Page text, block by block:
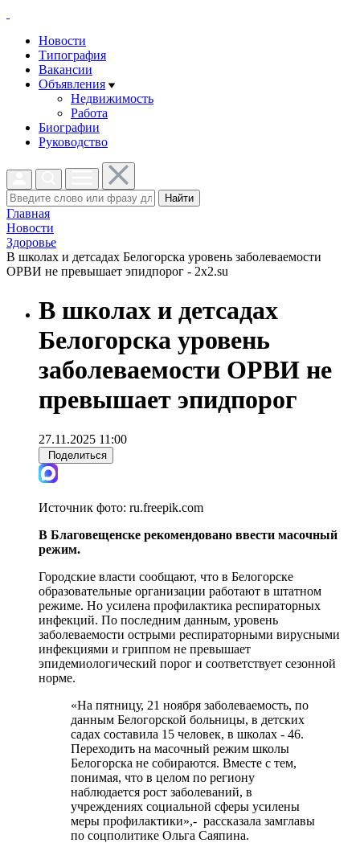
Новости
Типография
Вакансии
Объявления
Недвижимость
Работа
Биографии
Руководство
Найти
Главная
Новости
Здоровье
В школах и детсадах Белогорска уровень заболеваемости
ОРВИ не превышает эпидпорог - 2x2.su
В школах и детсадах
Белогорска уровень
заболеваемости ОРВИ не
превышает эпидпорог
27.11.2025 11:00
Поделиться
Источник фото: ru.freepik.com
В Благовещенске рекомендовано ввести масочный
режим.
Городские власти сообщают, что в Белогорске
образовательные организации работают в штатном
режиме. Но усилена профилактика респираторных
инфекций. По последним данным, уровень
заболеваемости острыми респираторными вирусными
инфекциями и гриппом не превышает
эпидемиологический порог и соответствует сезонной
норме.
«На пятницу, 21 ноября заболеваемость, по
данным Белогорской больницы, в детских
садах составила 15 человек, в школах - 46.
Переходить на масочный режим школы
Белогорска не собираются. Вместе с тем,
понимая, что в целом по региону
наблюдается рост заболеваний, в
учреждениях социальной сферы усилены
меры профилактики»,- рассказала замглавы
по соцполитике Ольга Саяпина.